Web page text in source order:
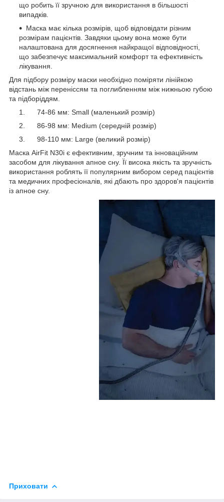
що робить її зручною для використання в більшості
випадків.
Маска має кілька розмірів, щоб відповідати різним
розмірам пацієнтів. Завдяки цьому вона може бути
налаштована для досягнення найкращої відповідності,
що забезпечує максимальний комфорт та ефективність
лікування.
Для підбору розміру маски необхідно поміряти лінійкою
відстань між переніссям та поглибленням між нижньою губою
та підборіддям.
74-86 мм: Small (маленький розмір)
86-98 мм: Medium (середній розмір)
98-110 мм: Large (великий розмір)
Маска AirFit N30i є ефективним, зручним та інноваційним
засобом для лікування апное сну. Її висока якість та зручність
використання роблять її популярним вибором серед пацієнтів
та медичних професіоналів, які дбають про здоров'я пацієнтів
із апное сну.
Приховати